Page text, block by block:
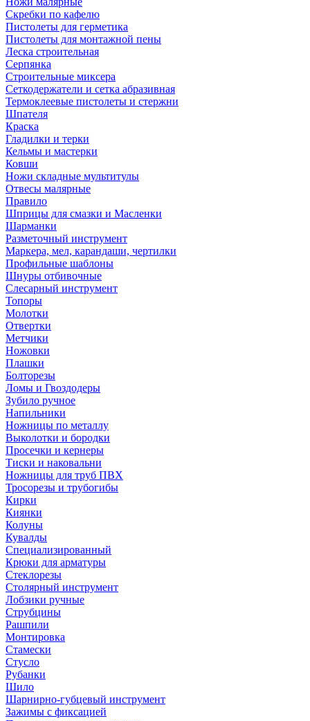
Скребки по кафелю
Пистолеты для герметика
Пистолеты для монтажной пены
Леска строительная
Серпянка
Строительные миксера
Сеткодержатели и сетка абразивная
Термоклеевые пистолеты и стержни
Шпателя
Краска
Гладилки и терки
Кельмы и мастерки
Ковши
Ножи складные мультитулы
Отвесы малярные
Правило
Шприцы для смазки и Масленки
Шарманки
Разметочный инструмент
Маркера, мел, карандаши, чертилки
Профильные шаблоны
Шнуры отбивочные
Слесарный инструмент
Топоры
Молотки
Отвертки
Метчики
Ножовки
Плашки
Болторезы
Ломы и Гвоздодеры
Зубило ручное
Напильники
Ножницы по металлу
Выколотки и бородки
Просечки и кернеры
Тиски и наковальни
Ножницы для труб ПВХ
Тросорезы и трубогибы
Кирки
Киянки
Колуны
Кувалды
Специализированный
Крюки для арматуры
Стеклорезы
Столярный инструмент
Лобзики ручные
Струбцины
Рашпили
Монтировка
Стамески
Стусло
Рубанки
Шило
Шарнирно-губцевый инструмент
Зажимы с фиксацией